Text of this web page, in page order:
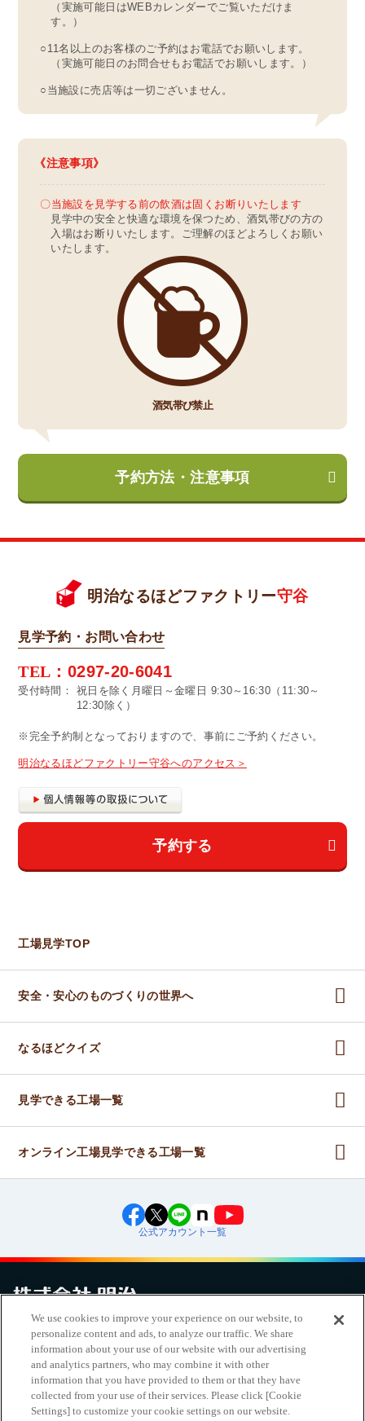
（実施可能日はWEBカレンダーでご覧いただけま
す。）
○11名以上のお客様のご予約はお電話でお願いします。
（実施可能日のお問合せもお電話でお願いします。）
○当施設に売店等は一切ございません。
注意事項
〇当施設を見学する前の飲酒は固くお断りいたします
見学中の安全と快適な環境を保つため、酒気帯びの方の
入場はお断りいたします。ご理解のほどよろしくお願い
いたします。
酒気帯び禁止
予約方法・注意事項
明治なるほどファクトリー守谷
見学予約・お問い合わせ
TEL： 0297-20-6041
受付時間：
祝日を除く月曜日～金曜日 9:30～16:30（11:30～
12:30除く）
※完全予約制となっておりますので、事前にご予約ください。
明治なるほどファクトリー守谷へのアクセス
予約する
工場見学TOP
安全・安心のものづくりの世界へ
なるほどクイズ
見学できる工場一覧
オンライン工場見学できる工場一覧
公式アカウント一覧
お問い合わせサイトマップ個人情報保護について電子公告
アクセシビリティへの対応方針ご利用規約明治グループのDX
Cookie Settings
（ ｜ ）
We use cookies to improve your experience on our website, to
personalize content and ads, to analyze our traffic. We share
information about your use of our website with our advertising
and analytics partners, who may combine it with other
information that you have provided to them or that they have
collected from your use of their services. Please click [Cookie
Settings] to customize your cookie settings on our website.